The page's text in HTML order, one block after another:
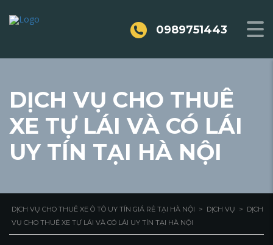
0989751443
DỊCH VỤ CHO THUÊ
XE TỰ LÁI VÀ CÓ LÁI
UY TÍN TẠI HÀ NỘI
DỊCH VỤ CHO THUÊ XE Ô TÔ UY TÍN GIÁ RẺ TẠI HÀ NỘI > DỊCH VỤ > DỊCH
VỤ CHO THUÊ XE TỰ LÁI VÀ CÓ LÁI UY TÍN TẠI HÀ NỘI